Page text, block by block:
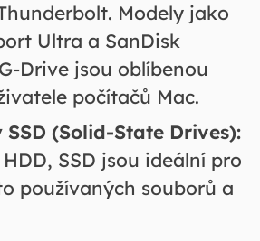
Modely jako
Ultra a SanDisk
Drive jsou oblíbenou
počítačů Mac.
(Solid-State Drives):
SSD jsou ideální pro
používaných souborů a